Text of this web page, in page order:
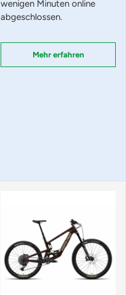
wenigen Minuten online
abgeschlossen.
Mehr erfahren